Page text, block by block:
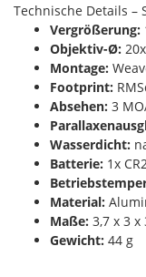
Technische Details –
Vergrößerung:
Objektiv-Ø:
Montage:
Footprint:
Absehen: 3
Wasserdicht:
Batterie: 1x
Material:
Maße: 3,7 x 3 x
Gewicht: 44 g